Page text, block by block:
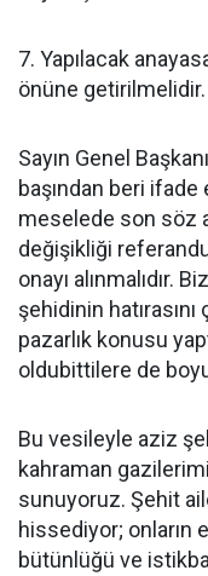
7. Yapılacak
önüne getirilmelidir.
Sayın Genel
başından beri
meselede son söz
değişikliği
onayı alınmalıdır.
şehidinin
pazarlık konusu
oldubittilere de
Bu vesileyle aziz
kahraman
sunuyoruz. Şehit
hissediyor; onların
bütünlüğü ve